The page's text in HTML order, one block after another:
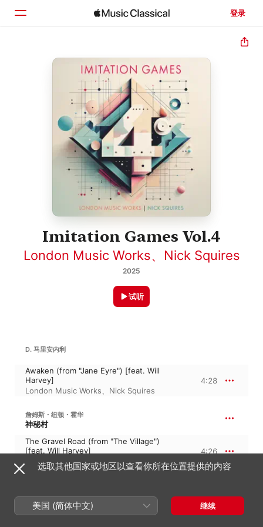
登录
主页
Imitation Games Vol.4
London Music Works、 Nick Squires
2025
试听
D. 马里安内利
Awaken (from "Jane Eyre") [feat. Will
Harvey]
London Music Works、 Nick Squires
4:28
詹姆斯・纽顿・霍华
神秘村
The Gravel Road (from "The Village")
[feat. Will Harvey]
London Music Works、Nick Squires
4:26
Rooting For You (Instrumental Version)
选取其他国家或地区以查看你所在位置提供的内容
美国 (简体中文) 继续